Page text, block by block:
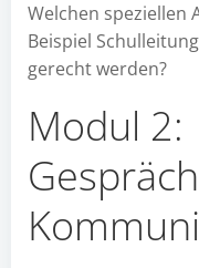
Welchen speziellen
Beispiel
gerecht werden?
Modul 2: